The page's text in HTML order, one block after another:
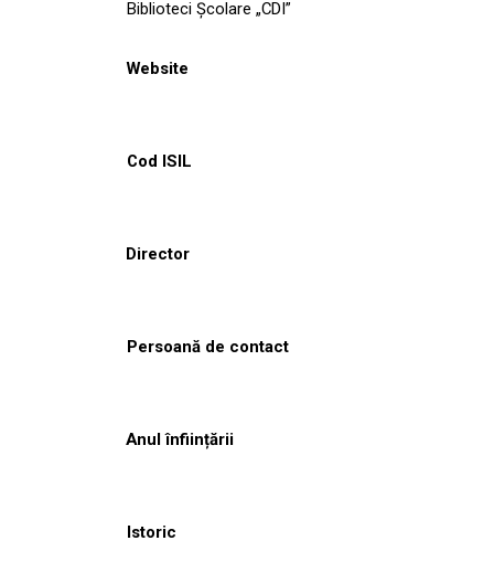
Biblioteci Școlare „CDI”
Website
Cod ISIL
Director
Persoană de contact
Anul înființării
Istoric